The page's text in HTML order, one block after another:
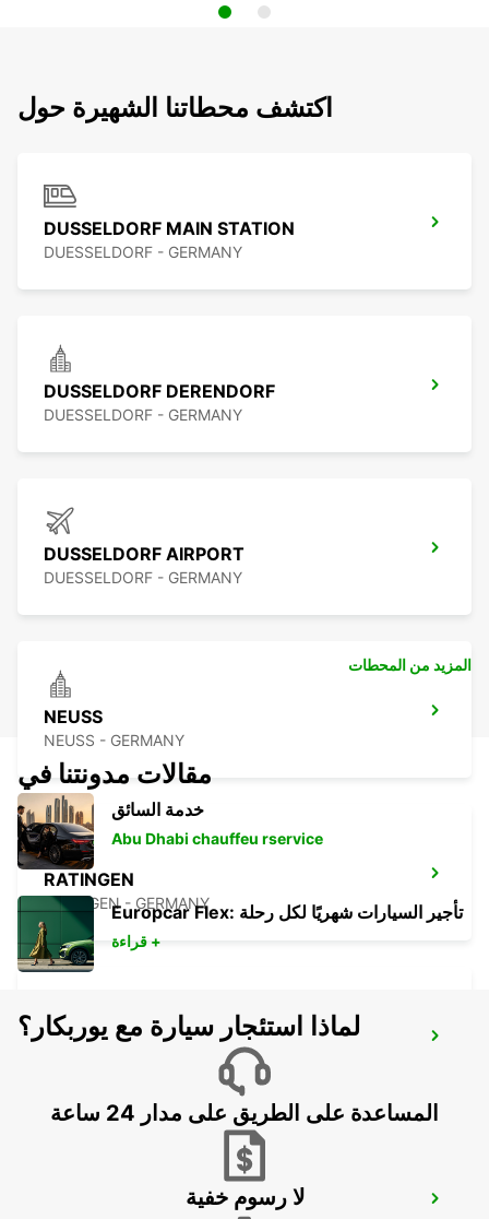
اكتشف محطاتنا الشهيرة حول
DUSSELDORF MAIN STATION
DUESSELDORF - GERMANY
DUSSELDORF DERENDORF
DUESSELDORF - GERMANY
DUSSELDORF AIRPORT
DUESSELDORF - GERMANY
NEUSS
NEUSS - GERMANY
RATINGEN
RATINGEN - GERMANY
LANGENFELD
LANGENFELD - GERMANY
المزيد من المحطات
مقالات مدونتنا في
خدمة السائق
Abu Dhabi chauffeu rservice
Europcar Flex: تأجير السيارات شهريًا لكل رحلة
قراءة +
لماذا استئجار سيارة مع يوربكار؟
المساعدة على الطريق على مدار 24 ساعة
لا رسوم خفية